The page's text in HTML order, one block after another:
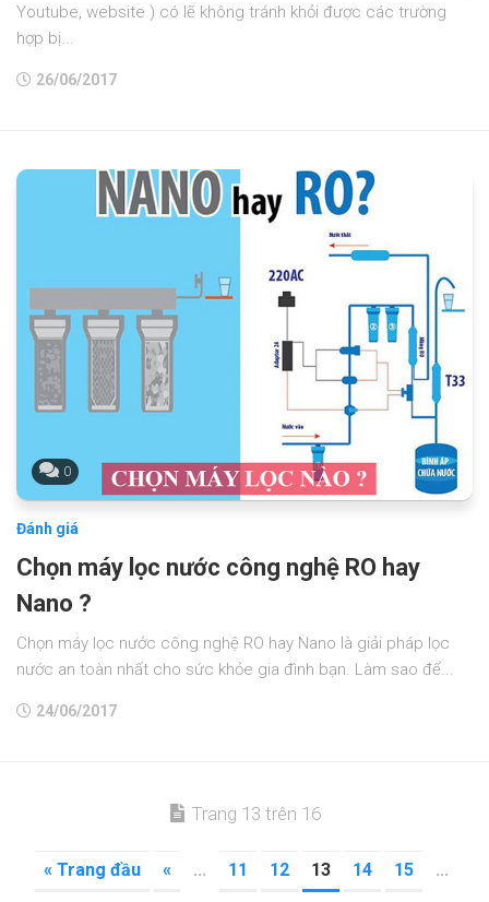
Youtube, website ) có lẽ không tránh khỏi được các trường
hợp bị...
26/06/2017
0
Đánh giá
Chọn máy lọc nước công nghệ RO hay
Nano ?
Chọn máy lọc nước công nghệ RO hay Nano là giải pháp lọc
nước an toàn nhất cho sức khỏe gia đình bạn. Làm sao để...
24/06/2017
Trang 13 trên 16
« Trang đầu « ... 11 12 13 14 15 ...